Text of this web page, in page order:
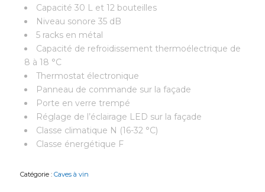
Capacité 30 L et 12 bouteilles
Niveau sonore 35 dB
5 racks en métal
Capacité de refroidissement thermoélectrique de
8 à 18 °C
Thermostat électronique
Panneau de commande sur la façade
Porte en verre trempé
Réglage de l’éclairage LED sur la façade
Classe climatique N (16-32 °C)
Classe énergétique F
Catégorie : Caves à vin